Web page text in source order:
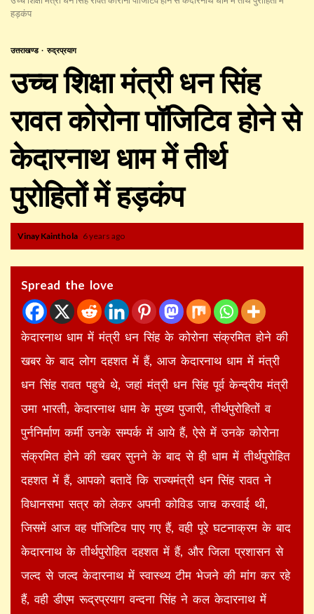
हड़कंप
उत्तराखण्ड रुद्रप्रयाग
उच्च शिक्षा मंत्री धन सिंह
रावत कोरोना पॉजिटिव होने से
केदारनाथ धाम में तीर्थ
पुरोहितों में हड़कंप
Vinay Kainthola 6 years ago
Spread the love
केदारनाथ धाम में मंत्री धन सिंह के कोरोना संक्रमित होने की
खबर के बाद लोग दहशत में हैं, आज केदारनाथ धाम में मंत्री
धन सिंह रावत पहुचे थे, जहां मंत्री धन सिंह पूर्व केन्द्रीय मंत्री
उमा भारती, केदारनाथ धाम के मुख्य पुजारी, तीर्थपुरोहितों व
पुर्ननिर्माण कर्मी उनके सम्पर्क में आये हैं, ऐसे में उनके कोरोना
संक्रमित होने की खबर सुनने के बाद से ही धाम में तीर्थपुरोहित
दहशत में हैं, आपको बतादें कि राज्यमंत्री धन सिंह रावत ने
विधानसभा सत्र को लेकर अपनी कोविड जाच करवाई थी,
जिसमें आज वह पाॅजिटिव पाए गए हैं, वही पूरे घटनाक्रम के बाद
केदारनाथ के तीर्थपुरोहित दहशत में हैं, और जिला प्रशासन से
जल्द से जल्द केदारनाथ में स्वास्थ्य टीम भेजने की मांग कर रहे
हैं, वही डीएम रूद्रप्रयाग वन्दना सिंह ने कल केदारनाथ में